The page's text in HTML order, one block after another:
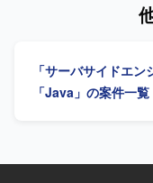
で自走して対応で
連携を扱うため、幅
ができます。先々で
「サーバサイドエ
「Java」の案件一覧